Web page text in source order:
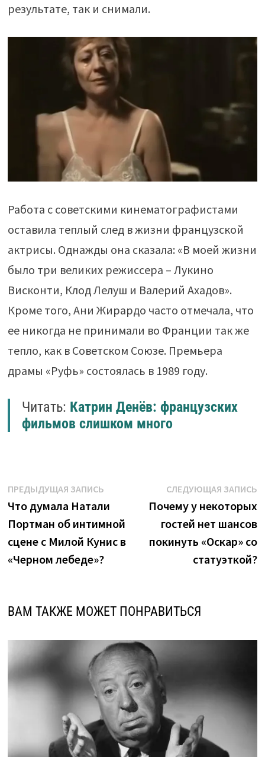
результате, так и снимали.
Работа с советскими кинематографистами
оставила теплый след в жизни французской
актрисы. Однажды она сказала: «В моей жизни
было три великих режиссера – Лукино
Висконти, Клод Лелуш и Валерий Ахадов».
Кроме того, Ани Жирардо часто отмечала, что
ее никогда не принимали во Франции так же
тепло, как в Советском Союзе. Премьера
драмы «Руфь» состоялась в 1989 году.
Читать: Катрин Денёв: французских
фильмов слишком много
Навигация
по
записям
ПРЕДЫДУЩАЯ ЗАПИСЬПредыдущая
запись:
Что думала Натали
Портман об интимной
сцене с Милой Кунис в
«Черном лебеде»?
СЛЕДУЮЩАЯ ЗАПИСЬ
Почему у некоторых
гостей нет шансов
покинуть «Оскар» со
статуэткой?
ВАМ ТАКЖЕ МОЖЕТ ПОНРАВИТЬСЯ